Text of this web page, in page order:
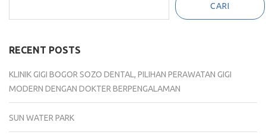
CARI
RECENT POSTS
KLINIK GIGI BOGOR SOZO DENTAL, PILIHAN PERAWATAN GIGI
MODERN DENGAN DOKTER BERPENGALAMAN
SUN WATER PARK